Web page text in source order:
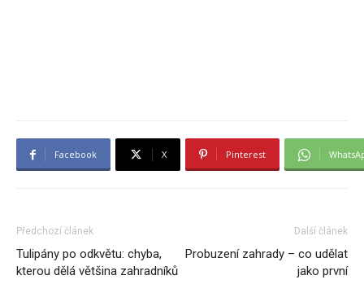
Facebook X Pinterest
Předchozí článek
Tulipány po odkvětu: chyba,
kterou dělá většina zahradníků
Další článek
Probuzení zahrady – co udělat
jako první